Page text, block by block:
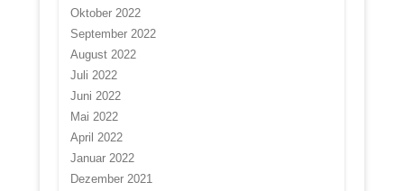
Oktober 2022
September 2022
August 2022
Juli 2022
Juni 2022
Mai 2022
April 2022
Januar 2022
Dezember 2021